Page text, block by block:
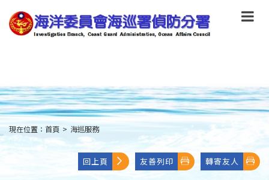
到
主
要
main
content
:::
現在位置： 首頁 > 海巡服務
回上頁 友善列印 轉寄友人